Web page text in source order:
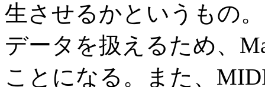
生させるかというもの
データを扱えるため、
ことになる。また、